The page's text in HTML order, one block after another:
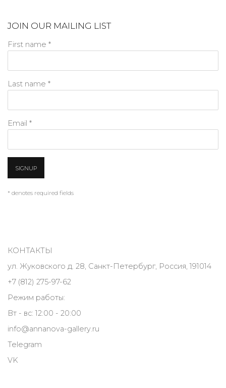
JOIN OUR MAILING LIST
First name *
Last name *
Email *
SIGNUP
* denotes required fields
КОНТАКТЫ
ул. Жуковского д. 28, Санкт-Петербург, Россия, 191014
+7 (812) 275-97-62
Режим работы:
Вт - вс: 12:00 - 20:00
info@annanova-gallery.ru
Telegram
VK